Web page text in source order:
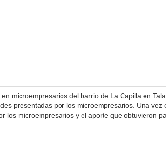
microempresarios del barrio de La Capilla en
presentadas por los microempresarios. Una vez
los microempresarios y el aporte que obtuvieron